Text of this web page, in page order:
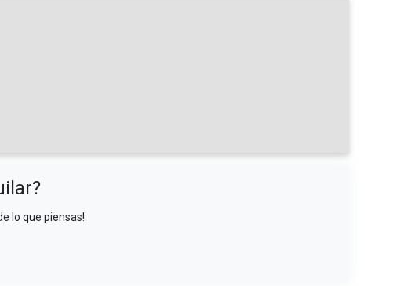
lo que piensas!